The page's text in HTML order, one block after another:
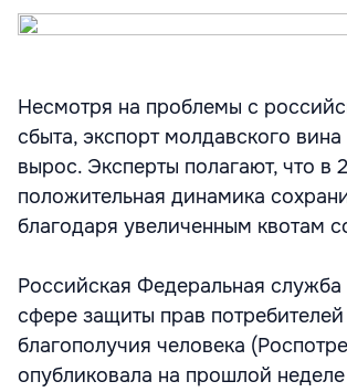
Несмотря на проблемы с
сбыта, экспорт молдавского
вырос. Эксперты полагают, что в
положительная динамика
благодаря увеличенным квотам
Российская Федеральная служба
сфере защиты прав
благополучия человека
опубликовала на прошлой